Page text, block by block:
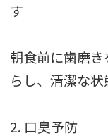
す
朝食前に歯磨
らし、清潔な状
2. 口臭予防